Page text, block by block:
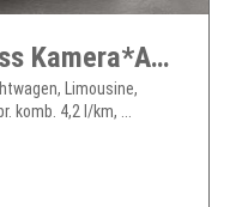
Opel Astra K . Business Kamera*AHK*LED*SHZ*LM*2zonen
Limousine,
4,2 l/km, ...